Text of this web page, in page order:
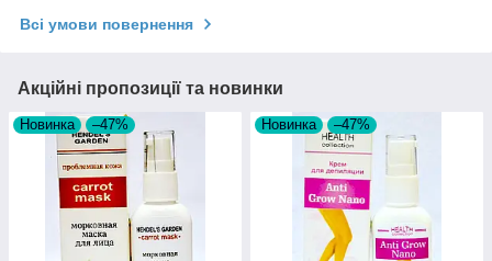
Всі умови повернення
Акційні пропозиції та новинки
Новинка –47% Новинка –47%